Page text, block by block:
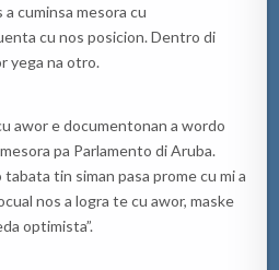
cuminsa mesora cu
cu nos posicion. Dentro di
yega na otro.
awor e documentonan a wordo
pa Parlamento di Aruba.
tin siman pasa prome cu mi a
nos a logra te cu awor, maske
optimista”.